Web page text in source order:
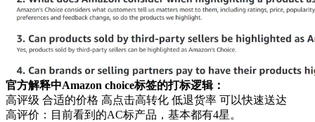
官方解释中Amazon choice标签的打标逻辑：
高评级 合适的价格 高点击高转化 低退货率 可以快速送达
高评价：目前看到的AC标产品，基本都有4星。